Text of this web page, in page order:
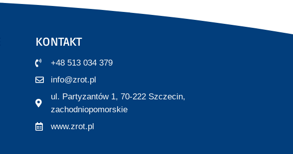
KONTAKT
+48 513 034 379
info@zrot.pl
ul. Partyzantów 1, 70-222 Szczecin,
zachodniopomorskie
www.zrot.pl